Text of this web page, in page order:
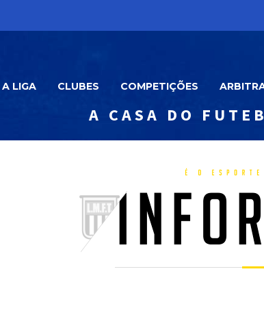
A LIGA CLUBES COMPETIÇÕES
A CASA DO